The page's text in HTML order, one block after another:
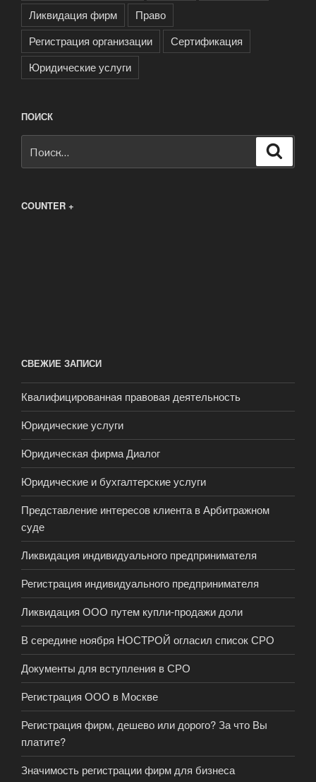
Ликвидация фирм
Право
Регистрация организации
Сертификация
Юридические услуги
ПОИСК
COUNTER +
СВЕЖИЕ ЗАПИСИ
Квалифицированная правовая деятельность
Юридические услуги
Юридическая фирма Диалог
Юридические и бухгалтерские услуги
Представление интересов клиента в Арбитражном
суде
Ликвидация индивидуального предпринимателя
Регистрация индивидуального предпринимателя
Ликвидация ООО путем купли-продажи доли
В середине ноября НОСТРОЙ огласил список СРО
Документы для вступления в СРО
Регистрация ООО в Москве
Регистрация фирм, дешево или дорого? За что Вы
платите?
Значимость регистрации фирм для бизнеса